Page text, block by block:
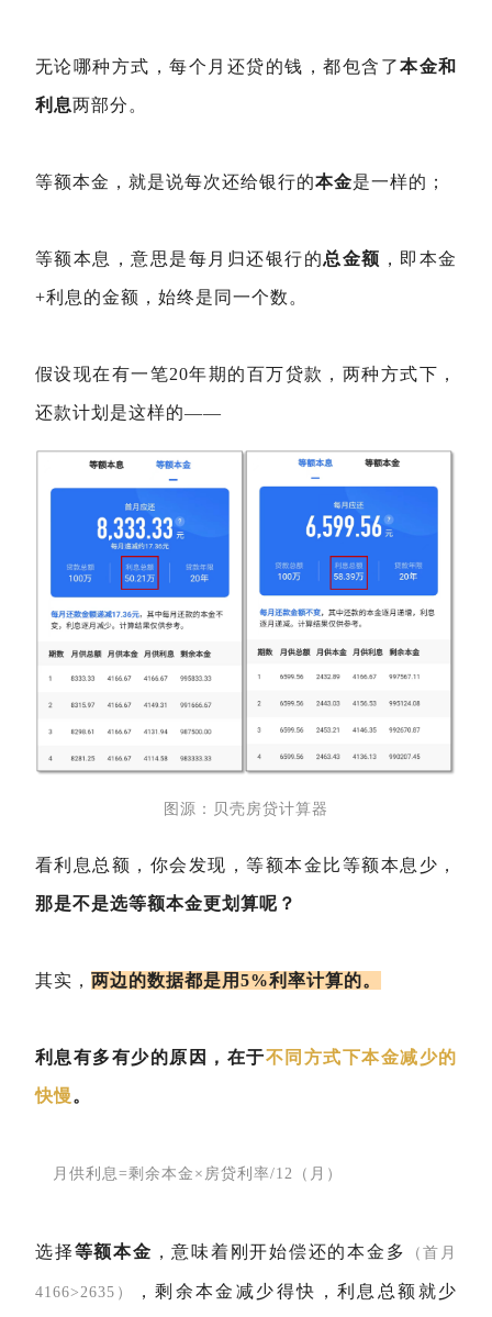
无论哪种方式，每个月还贷的钱，都包含了本金和
利息两部分。
等额本金，就是说每次还给银行的本金是一样的；
等额本息，意思是每月归还银行的总金额 ，即本金
+利息的金额，始终是同一个数。
假设现在有一笔20年期的百万贷款，两种方式下，
还款计划是这样的——
图源：贝壳房贷计算器
看利息总额，你会发现，等额本金比等额本息少，
那是不是选等额本金更划算呢？
其实， 两边的数据都是用5%利率计算的。
利息有多有少的原因，在于不同方式下本金减少的
快慢。
月供利息=剩余本金×房贷利率/12（月）
选择等额本金 ，意味着刚开始偿还的本金多 （首月
4166>2635） ，剩余本金减少得快，利息总额就少